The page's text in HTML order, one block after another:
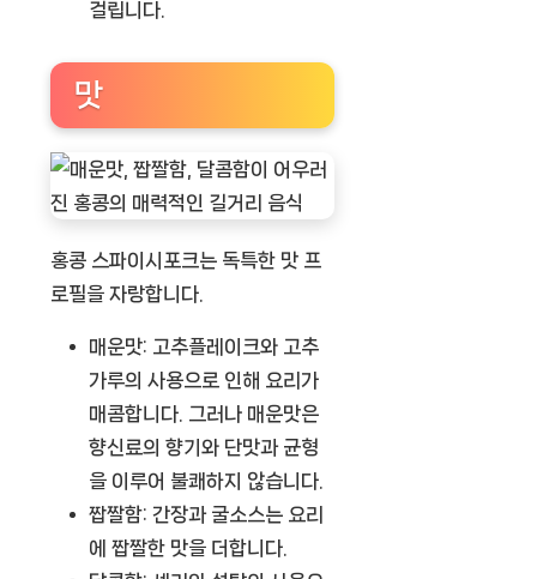
걸립니다.
맛
홍콩 스파이시포크는 독특한 맛 프
로필을 자랑합니다.
매운맛: 고추플레이크와 고추
가루의 사용으로 인해 요리가
매콤합니다. 그러나 매운맛은
향신료의 향기와 단맛과 균형
을 이루어 불쾌하지 않습니다.
짭짤함: 간장과 굴소스는 요리
에 짭짤한 맛을 더합니다.